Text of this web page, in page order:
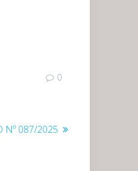
0
Nº 087/2025